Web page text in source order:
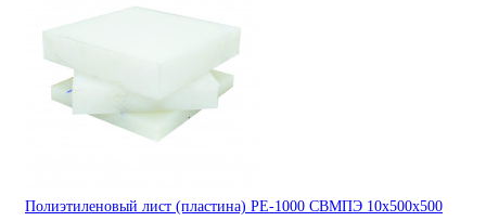
Полиэтиленовый лист (пластина) PE-1000 СВМПЭ 10х500х500